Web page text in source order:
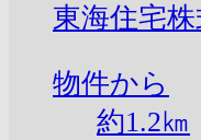
東海住宅
物件から
約1.2㎞